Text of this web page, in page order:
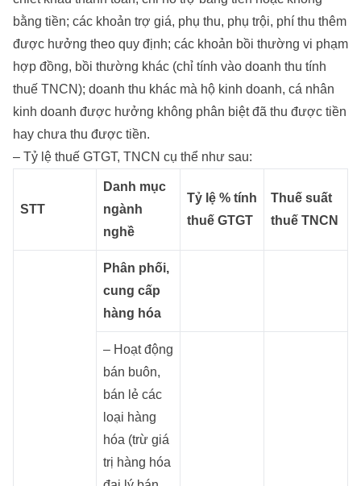
bằng tiền; các khoản trợ giá, phụ thu, phụ trội, phí thu thêm
được hưởng theo quy định; các khoản bồi thường vi phạm
hợp đồng, bồi thường khác (chỉ tính vào doanh thu tính
thuế TNCN); doanh thu khác mà hộ kinh doanh, cá nhân
kinh doanh được hưởng không phân biệt đã thu được tiền
hay chưa thu được tiền.
– Tỷ lệ thuế GTGT, TNCN cụ thể như sau:
STT
Danh mục
ngành
nghề
Tỷ lệ % tính
thuế GTGT
Thuế suất
thuế TNCN
Phân phối,
cung cấp
hàng hóa
– Hoạt động
bán buôn,
bán lẻ các
loại hàng
hóa (trừ giá
trị hàng hóa